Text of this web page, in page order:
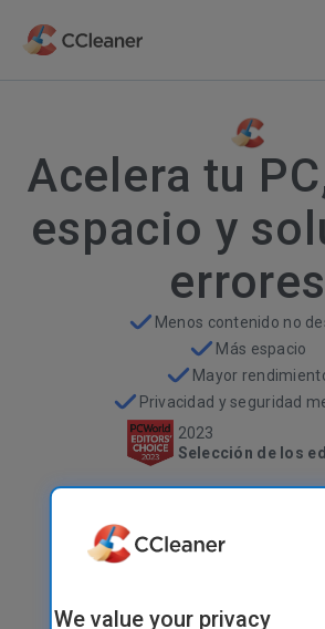
Acelera tu
espacio y
errores
Menos contenido no
Más espacio
Mayor
Privacidad y seguridad
2023
Selección de los
Descargar
Obtener CCleaner
We value your privacy